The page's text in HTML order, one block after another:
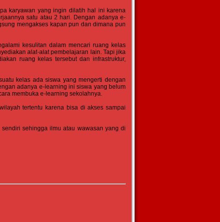
karyawan yang ingin dilatih hal ini karena
satu atau 2 hari. Dengan adanya e-
mengakses kapan pun dan dimana pun
kesulitan dalam mencari ruang kelas
alat-alat pembelajaran lain. Tapi jika
ruang kelas tersebut dan infrastruktur,
kelas ada siswa yang mengerti dengan
adanya e-learning ini siswa yang belum
membuka e-learning sekolahnya.
tertentu karena bisa di akses sampai
sehingga ilmu atau wawasan yang di